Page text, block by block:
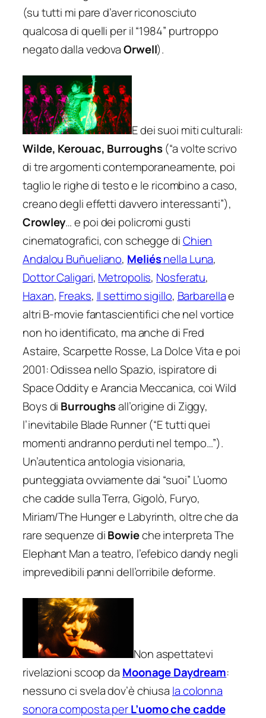
(su tutti mi pare d’aver riconosciuto
qualcosa di quelli per il “1984” purtroppo
negato dalla vedovaOrwell).
E dei suoi miti culturali:
Wilde, Kerouac, Burroughs(“a volte scrivo
di tre argomenti contemporaneamente, poi
taglio le righe di testo e le ricombino a caso,
creano degli effetti davvero interessanti”),
Crowley… e poi dei policromi gusti
cinematografici, con schegge diChien
Andalou Buñueliano, Meliésnella Luna,
Dottor Caligari, Metropolis, Nosferatu,
Haxan, Freaks, Il settimo sigillo, Barbarellae
altri B-movie fantascientifici che nel vortice
non ho identificato, ma anche di Fred
Astaire,Scarpette Rosse, La Dolce Vitae poi
2001: Odissea nello Spazio, ispiratore di
Space OddityeArancia Meccanica, coiWild
Boysdi Burroughsall’origine di Ziggy,
l’inevitabile Blade Runner(“E tutti quei
momenti andranno perduti nel tempo…”).
Un’autentica antologia visionaria,
punteggiata ovviamente dai “suoi” L’uomo
che cadde sulla Terra, Gigolò, Furyo,
Miriam/The Hunger e Labyrinth, oltre che da
rare sequenze diBowieche interpretaThe
Elephant Mana teatro, l’efebico dandy negli
imprevedibili panni dell’orribile deforme.
Non aspettatevi
rivelazioni scoop da Moonage Daydream:
nessuno ci svela dov’è chiusa la colonna
sonora composta perL’uomo che cadde